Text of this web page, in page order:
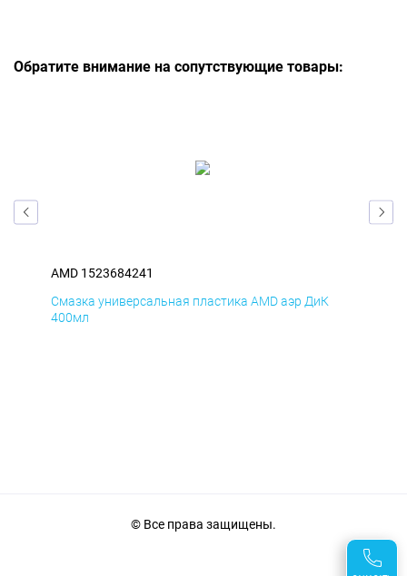
Обратите внимание на сопутствующие товары:
AMD 1523684241
Смазка универсальная пластика AMD аэр ДиК
400мл
© Все права защищены.